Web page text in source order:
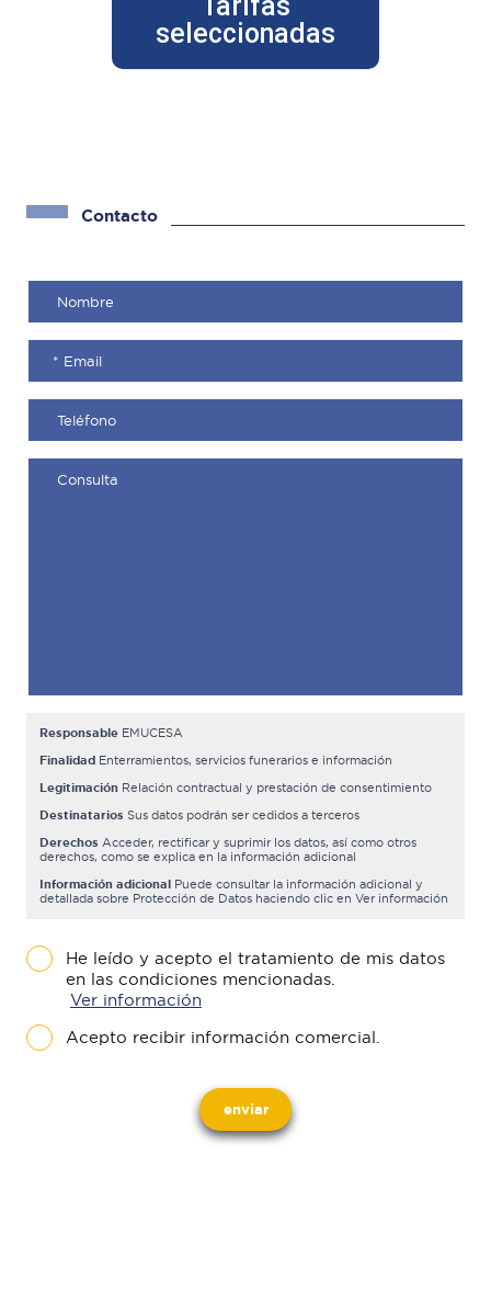
seleccionadas
Contacto
Responsable EMUCESA
Finalidad Enterramientos, servicios funerarios e información
Legitimación Relación contractual y prestación de consentimiento
Destinatarios Sus datos podrán ser cedidos a terceros
Derechos Acceder, rectificar y suprimir los datos, así como otros
derechos, como se explica en la información adicional
Información adicional Puede consultar la información adicional y
detallada sobre Protección de Datos haciendo clic en Ver información
He leído y acepto el tratamiento de mis datos
en las condiciones mencionadas.
Ver información
Acepto recibir información comercial.
enviar